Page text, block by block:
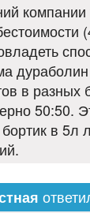
дураболин
в разных
50:50.
в 5л